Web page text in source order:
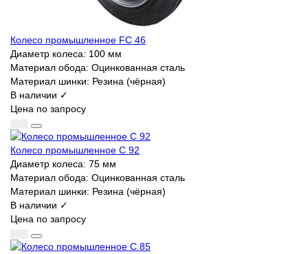
Колесо промышленное FC 46
Диаметр колеса: 100 мм
Материал обода: Оцинкованная сталь
Материал шинки: Резина (чёрная)
В наличии ✓
Цена по запросу
Колесо промышленное C 92
Диаметр колеса: 75 мм
Материал обода: Оцинкованная сталь
Материал шинки: Резина (чёрная)
В наличии ✓
Цена по запросу